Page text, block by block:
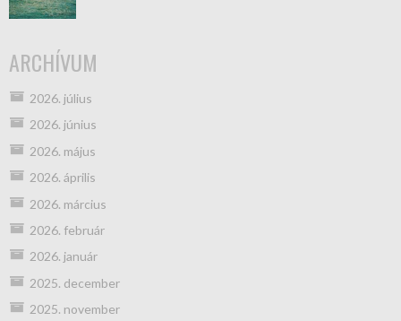
ARCHÍVUM
2026. július
2026. június
2026. május
2026. április
2026. március
2026. február
2026. január
2025. december
2025. november